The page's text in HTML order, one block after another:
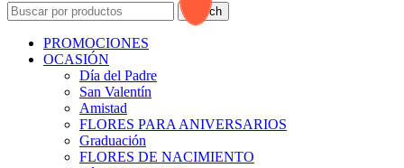
Search
PROMOCIONES
OCASIÓN
Día del Padre
San Valentín
Amistad
FLORES PARA ANIVERSARIOS
Graduación
FLORES DE NACIMIENTO